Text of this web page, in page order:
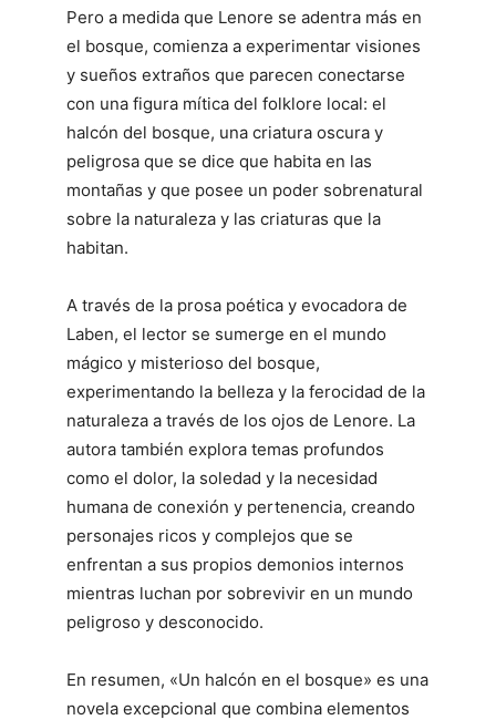
Pero a medida que Lenore se adentra más en
el bosque, comienza a experimentar visiones
y sueños extraños que parecen conectarse
con una figura mítica del folklore local: el
halcón del bosque, una criatura oscura y
peligrosa que se dice que habita en las
montañas y que posee un poder sobrenatural
sobre la naturaleza y las criaturas que la
habitan.
A través de la prosa poética y evocadora de
Laben, el lector se sumerge en el mundo
mágico y misterioso del bosque,
experimentando la belleza y la ferocidad de la
naturaleza a través de los ojos de Lenore. La
autora también explora temas profundos
como el dolor, la soledad y la necesidad
humana de conexión y pertenencia, creando
personajes ricos y complejos que se
enfrentan a sus propios demonios internos
mientras luchan por sobrevivir en un mundo
peligroso y desconocido.
En resumen, «Un halcón en el bosque» es una
novela excepcional que combina elementos